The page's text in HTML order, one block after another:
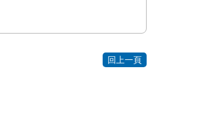
回上一頁